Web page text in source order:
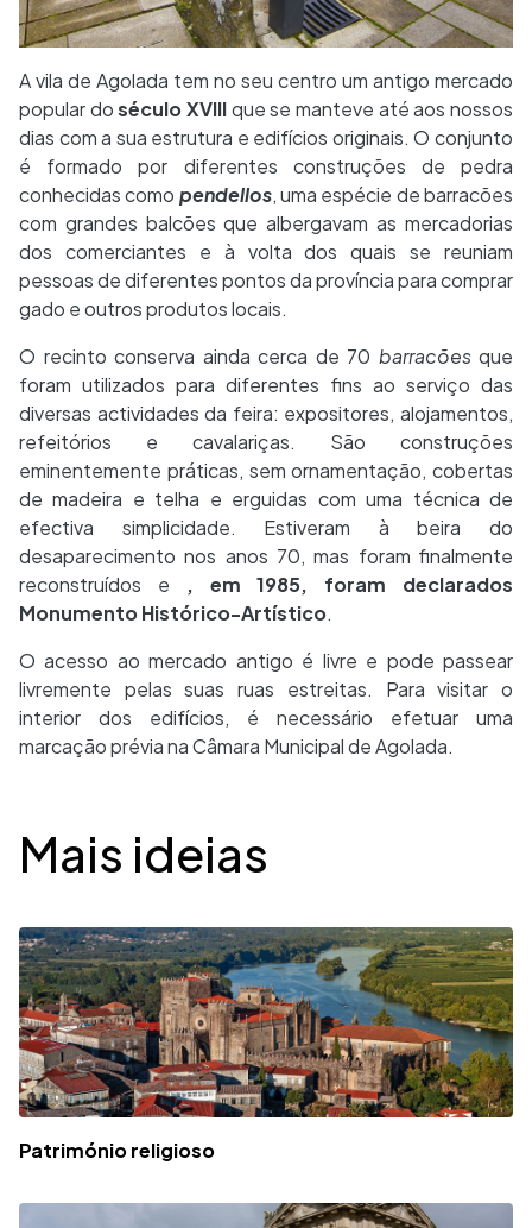
A vila de Agolada tem no seu centro um antigo mercado
popular doséculo XVIIIque se manteve até aos nossos
dias com a sua estrutura e edifícios originais. O conjunto
é formado por diferentes construções de pedra
conhecidas como pendellos, uma espécie de barracões
com grandes balcões que albergavam as mercadorias
dos comerciantes e à volta dos quais se reuniam
pessoas de diferentes pontos da província para comprar
gado e outros produtos locais.
O recinto conserva ainda cerca de 70 barracõesque
foram utilizados para diferentes fins ao serviço das
diversas actividades da feira: expositores, alojamentos,
refeitórios e cavalariças. São construções
eminentemente práticas, sem ornamentação, cobertas
de madeira e telha e erguidas com uma técnica de
efectiva simplicidade. Estiveram à beira do
desaparecimento nos anos 70, mas foram finalmente
reconstruídos e
, em 1985, foram declarados
Monumento Histórico-Artístico.
O acesso ao mercado antigo é livre e pode passear
livremente pelas suas ruas estreitas. Para visitar o
interior dos edifícios, é necessário efetuar uma
marcação prévia na Câmara Municipal de Agolada.
Mais ideias
Património religioso